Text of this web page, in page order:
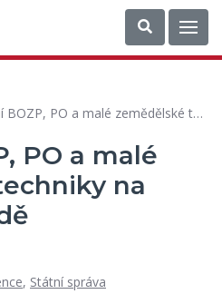
PO a malé zemědělské techniky na obecním úřadě
PO a malé
na
, Státní správa